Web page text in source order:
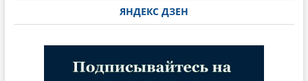
ЯНДЕКС ДЗЕН